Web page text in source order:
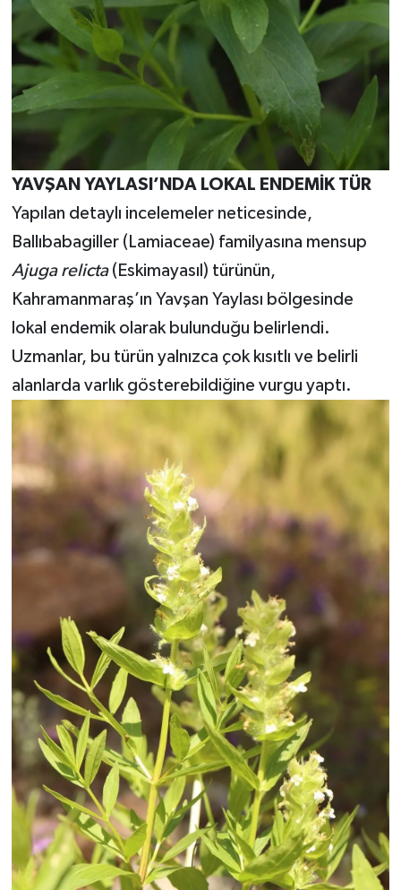
YAVŞAN YAYLASI’NDA LOKAL ENDEMİK TÜR
Yapılan detaylı incelemeler neticesinde,
Ballıbabagiller (Lamiaceae) familyasına mensup
Ajuga relicta(Eskimayasıl) türünün,
Kahramanmaraş’ın Yavşan Yaylası bölgesinde
lokal endemik olarak bulunduğu belirlendi.
Uzmanlar, bu türün yalnızca çok kısıtlı ve belirli
alanlarda varlık gösterebildiğine vurgu yaptı.